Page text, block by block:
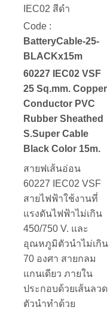
IEC02 สีดำ
Code :
BatteryCable-25-
BLACKx15m
60227 IEC02 VSF
25 Sq.mm. Copper
Conductor PVC
Rubber Sheathed
S.Super Cable
Black Color 15m.
สายฟเส้นอ่อน
60227 IEC02 VSF
สายไฟฟ้าใช้งานที่
แรงดันไฟฟ้าไม่เกิน
450/750 V. และ
อุณหภูมิตัวนำไม่เกิน
70 องศา สายกลม
แกนเดียว ภายใน
ประกอบด้วยเส้นลวด
ตัวนำทำด้วย